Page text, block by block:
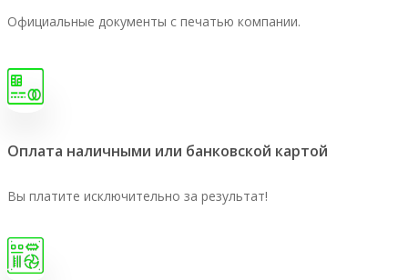
Официальные документы с печатью компании.
Оплата наличными или банковской картой
Вы платите исключительно за результат!